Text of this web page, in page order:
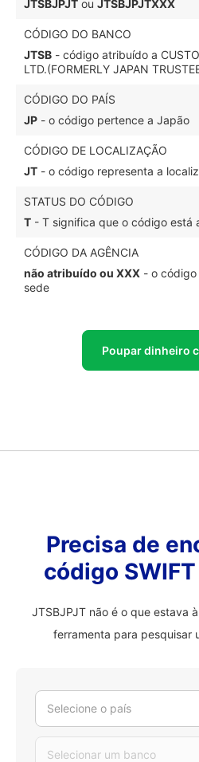
JTSBJPJT ou JTSBJPJTXXX
CÓDIGO DO BANCO
JTSB - código atribuído a
LTD.(FORMERLY JAPAN
CÓDIGO DO PAÍS
JP - o código pertence a Japão
CÓDIGO DE LOCALIZAÇÃO
JT - o código representa a
STATUS DO CÓDIGO
T - T significa que o código está
CÓDIGO DA AGÊNCIA
não atribuído ou XXX - o código
sede
Poupar dinheiro
Precisa de
código
JTSBJPJT não é o que estava
ferramenta para pesquisar
Selecione o país
Selecionar um banco